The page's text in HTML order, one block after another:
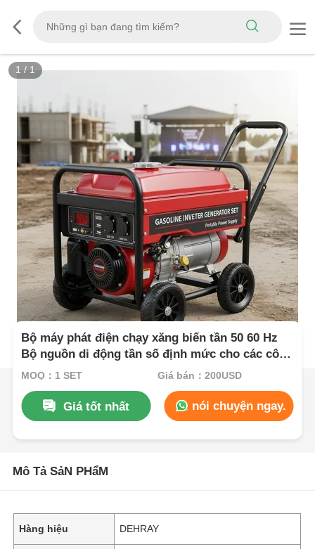
1 / 1
Bộ máy phát điện chạy xăng biến tần 50 60 Hz
Bộ nguồn di động tần số định mức cho các công
trường xây dựng và các sự kiện ngoài trời
MOQ：1 SET Giá bán：200USD
Giá tốt nhất nói chuyện ngay.
Mô Tả SảN PHẩM
Hàng hiệu DEHRAY